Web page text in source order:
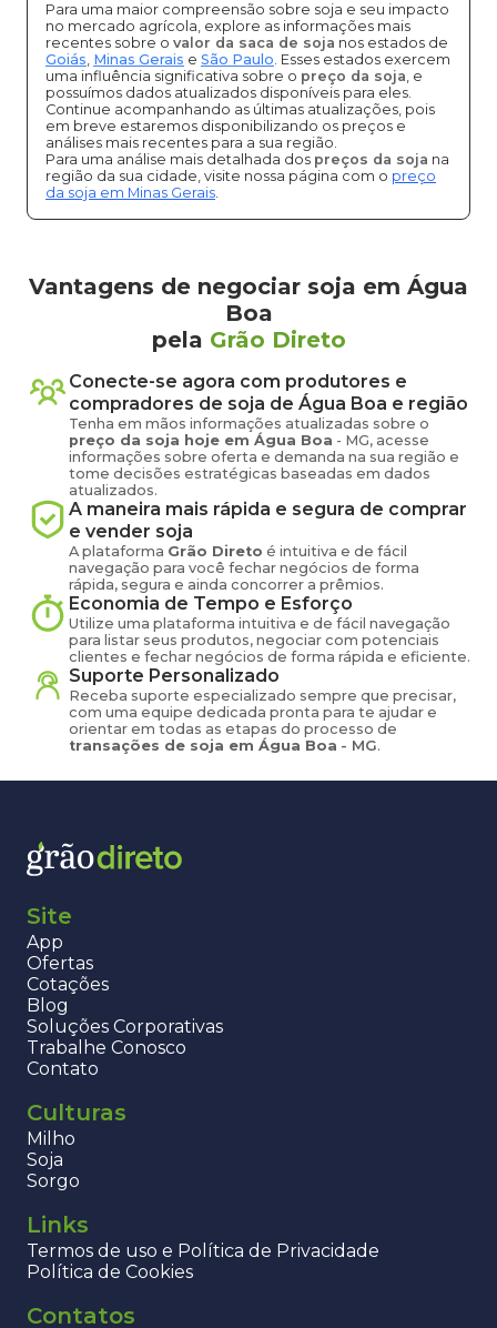
Para uma maior compreensão sobre soja e seu impacto
no mercado agrícola, explore as informações mais
recentes sobre o valor da saca de soja nos estados de
Goiás, Minas Gerais e São Paulo. Esses estados exercem
uma influência significativa sobre o preço da soja, e
possuímos dados atualizados disponíveis para eles.
Continue acompanhando as últimas atualizações, pois
em breve estaremos disponibilizando os preços e
análises mais recentes para a sua região.
Para uma análise mais detalhada dos preços da soja na
região da sua cidade, visite nossa página com o preço
da soja em Minas Gerais.
Vantagens de negociar soja em Água
Boa
pela Grão Direto
Conecte-se agora com produtores e
compradores de soja de Água Boa e região
Tenha em mãos informações atualizadas sobre o
preço da soja hoje em Água Boa - MG, acesse
informações sobre oferta e demanda na sua região e
tome decisões estratégicas baseadas em dados
atualizados.
A maneira mais rápida e segura de comprar
e vender soja
A plataforma Grão Direto é intuitiva e de fácil
navegação para você fechar negócios de forma
rápida, segura e ainda concorrer a prêmios.
Economia de Tempo e Esforço
Utilize uma plataforma intuitiva e de fácil navegação
para listar seus produtos, negociar com potenciais
clientes e fechar negócios de forma rápida e eficiente.
Suporte Personalizado
Receba suporte especializado sempre que precisar,
com uma equipe dedicada pronta para te ajudar e
orientar em todas as etapas do processo de
transações de soja em Água Boa - MG.
Site
App
Ofertas
Cotações
Blog
Soluções Corporativas
Trabalhe Conosco
Contato
Culturas
Milho
Soja
Sorgo
Links
Termos de uso e Política de Privacidade
Política de Cookies
Contatos